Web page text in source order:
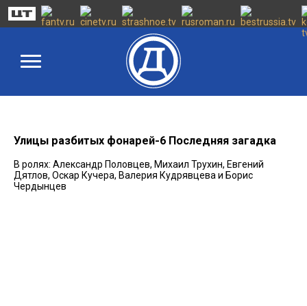
Улицы разбитых фонарей-6 Последняя загадка
В ролях: Александр Половцев, Михаил Трухин, Евгений
Дятлов, Оскар Кучера, Валерия Кудрявцева и Борис
Чердынцев